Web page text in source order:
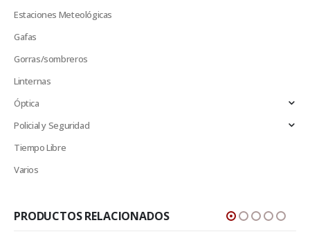
Estaciones Meteológicas
Gafas
Gorras/sombreros
Linternas
Óptica
Policial y Seguridad
Tiempo Libre
Varios
PRODUCTOS RELACIONADOS